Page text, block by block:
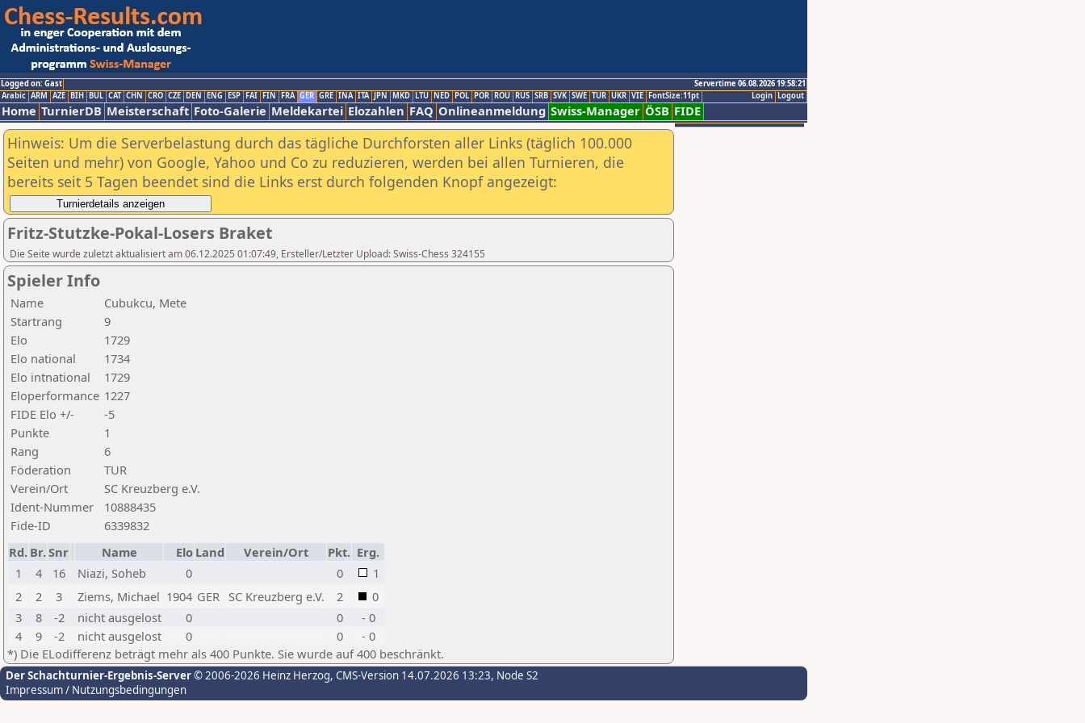
Logged on: Gast
Servertime 06.08.2026 19:58:21
Logout
Login
Arabic ARM AZE BIH BUL CAT CHN CRO CZE DEN ENG ESP FAI FIN FRA GER GRE INA ITA JPN MKD LTU NED POL POR ROU RUS SRB SVK SWE TUR UKR VIE FontSize:11pt
Home TurnierDB Meisterschaft Foto-Galerie Meldekartei Elozahlen FAQ Onlineanmeldung Swiss-Manager ÖSB FIDE
Hinweis: Um die Serverbelastung durch das tägliche Durchforsten aller Links (täglich 100.000
Seiten und mehr) von Google, Yahoo und Co zu reduzieren, werden bei allen Turnieren, die
bereits seit 5 Tagen beendet sind die Links erst durch folgenden Knopf angezeigt:
Fritz-Stutzke-Pokal-Losers Braket
Die Seite wurde zuletzt aktualisiert am 06.12.2025 01:07:49, Ersteller/Letzter Upload: Swiss-Chess 324155
Spieler Info
Name
Cubukcu, Mete
Startrang
9
Elo
1729
Elo national
1734
Elo intnational
1729
Eloperformance 1227
FIDE Elo +/-
-5
Punkte
1
Rang
6
Föderation
TUR
Verein/Ort
SC Kreuzberg e.V.
Ident-Nummer
10888435
Fide-ID
6339832
Rd. Br.Snr Name Elo Land Verein/Ort Pkt. Erg.
1
4 16 Niazi, Soheb 0 0
1
2
2 3 Ziems, Michael 1904 GER SC Kreuzberg e.V. 2
0
3
8 -2 nicht ausgelost 0 0
- 0
4
9 -2 nicht ausgelost 0 0
- 0
*) Die ELodifferenz beträgt mehr als 400 Punkte. Sie wurde auf 400 beschränkt.
Der Schachturnier-Ergebnis-Server© 2006-2026 Heinz Herzog, CMS-Version 14.07.2026 13:23, Node S2
Impressum / Nutzungsbedingungen